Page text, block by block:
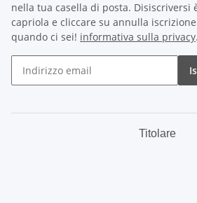
nella tua casella di posta. Disiscriversi
capriola e cliccare su annulla
quando ci sei! informativa sulla privacy.
Titolare